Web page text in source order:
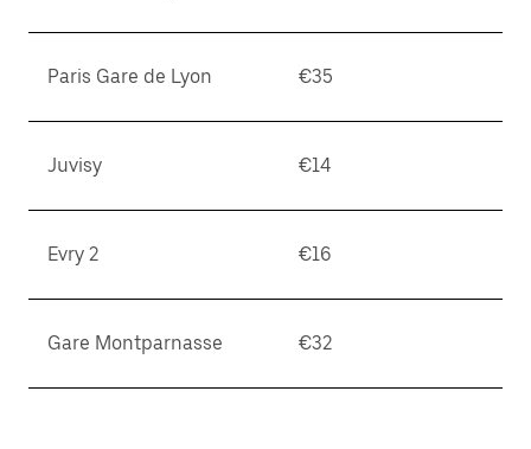
Paris Gare de Lyon €35
Juvisy €14
Evry 2 €16
Gare Montparnasse €32